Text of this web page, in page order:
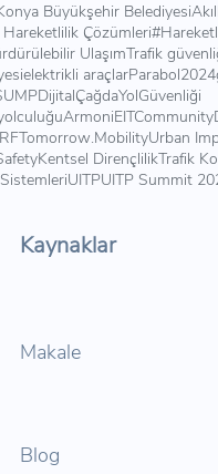
Büyükşehir Belediyesi
Çözümleri
UlaşımTrafik
elektrikli araçlarParabol2024
DijitalÇağdaYolGüvenliği
Armoni
Tomorrow.MobilityUrban
Kentsel DirençlilikTrafik
UITPUITP Summit
Kaynaklar
Makale
Blog